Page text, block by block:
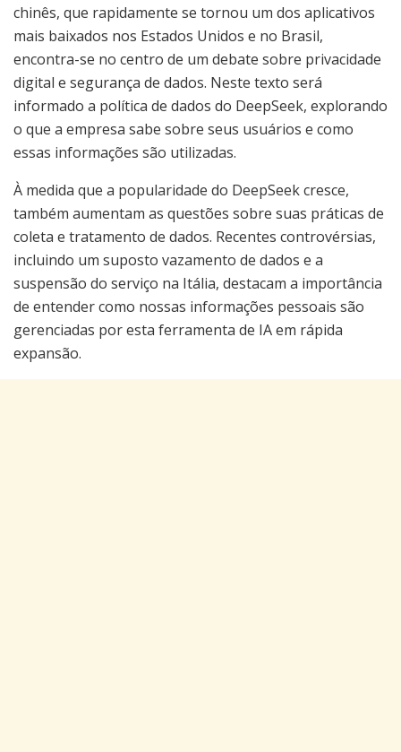
chinês, que rapidamente se tornou um dos aplicativos
mais baixados nos Estados Unidos e no Brasil,
encontra-se no centro de um debate sobre privacidade
digital e segurança de dados. Neste texto será
informado a política de dados do DeepSeek, explorando
o que a empresa sabe sobre seus usuários e como
essas informações são utilizadas.
À medida que a popularidade do DeepSeek cresce,
também aumentam as questões sobre suas práticas de
coleta e tratamento de dados. Recentes controvérsias,
incluindo um suposto vazamento de dados e a
suspensão do serviço na Itália, destacam a importância
de entender como nossas informações pessoais são
gerenciadas por esta ferramenta de IA em rápida
expansão.